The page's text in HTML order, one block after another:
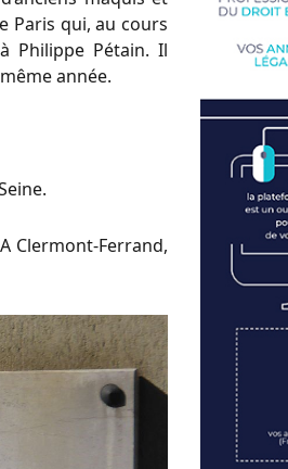
Paris qui, au cours
Philippe Pétain. Il
année.
Clermont-Ferrand,